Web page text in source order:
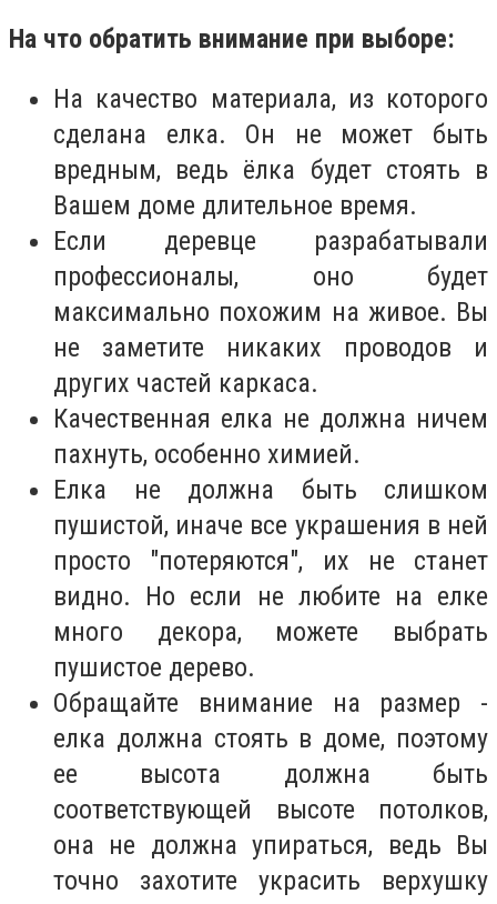
На что обратить внимание при выборе:
На качество материала, из которого
сделана елка. Он не может быть
вредным, ведь ёлка будет стоять в
Вашем доме длительное время.
Если деревце разрабатывали
профессионалы, оно будет
максимально похожим на живое. Вы
не заметите никаких проводов и
других частей каркаса.
Качественная елка не должна ничем
пахнуть, особенно химией.
Елка не должна быть слишком
пушистой, иначе все украшения в ней
просто "потеряются", их не станет
видно. Но если не любите на елке
много декора, можете выбрать
пушистое дерево.
Обращайте внимание на размер -
елка должна стоять в доме, поэтому
ее высота должна быть
соответствующей высоте потолков,
она не должна упираться, ведь Вы
точно захотите украсить верхушку